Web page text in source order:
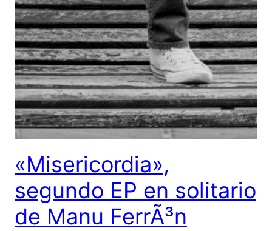
«Misericordia»,
segundo EP en solitario
de Manu FerrÃ³n